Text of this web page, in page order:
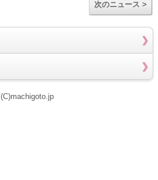
次のニュース >
(C)machigoto.jp